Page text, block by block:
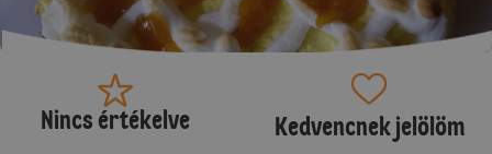
Nincs értékelve Kedvencnek jelölöm